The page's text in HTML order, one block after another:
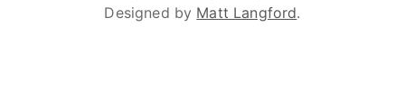
Designed by Matt Langford.